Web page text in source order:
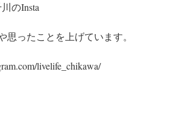
のInsta
思ったことを上げています。
livelife_chikawa/